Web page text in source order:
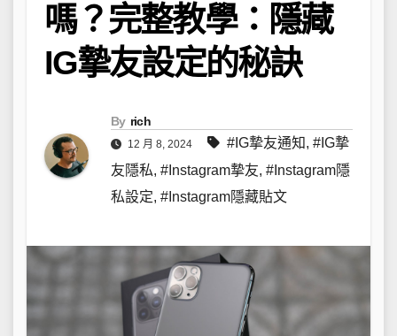
嗎？完整教學：隱藏
IG摯友設定的秘訣
By rich
12 月 8, 2024 #IG摯友通知, #IG摯
友隱私, #Instagram摯友, #Instagram隱
私設定, #Instagram隱藏貼文